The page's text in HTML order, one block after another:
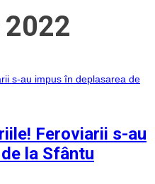
Feroviarii s-au
la Sfântu